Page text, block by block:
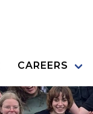
CAREERS